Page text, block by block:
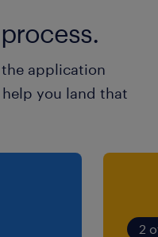
application
you land that
2